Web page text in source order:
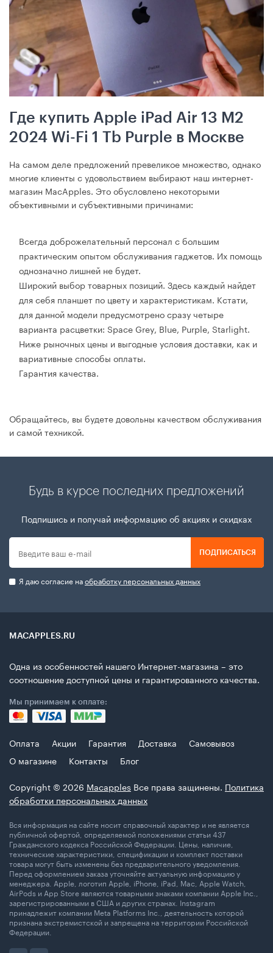
Где купить Apple iPad Air 13 M2
2024 Wi-Fi 1 Tb Purple в Москве
На самом деле предложений превеликое множество, однако
многие клиенты с удовольствием выбирают наш интернет-
магазин MacApples. Это обусловлено некоторыми
объективными и субъективными причинами:
Всегда доброжелательный персонал с большим
практическим опытом обслуживания гаджетов. Их помощь
однозначно лишней не будет.
Широкий выбор товарных позиций. Здесь каждый найдет
для себя планшет по цвету и характеристикам. Кстати,
для данной модели предусмотрено сразу четыре
варианта расцветки: Space Grey, Blue, Purple, Starlight.
Ниже рыночных цены и выгодные условия доставки, как и
вариативные способы оплаты.
Гарантия качества.
Обращайтесь, вы будете довольны качеством обслуживания
и самой техникой.
Будь в курсе последних предложений
Подпишись и получай информацию об акциях и скидках
ПОДПИСАТЬСЯ
Я даю согласие наобработку персональных данных
MACAPPLES.RU
Одна из особенностей нашего Интернет-магазина – это
соотношение доступной цены и гарантированного качества.
Мы принимаем к оплате:
Оплата Акции Гарантия Доставка
Самовывоз
О магазине
Контакты
Блог
Copyright © 2026 Macapples Все права защинены. Политика
обработки персональных данных
Вся информация на сайте носит справочный характер и не является
публичной офертой, определяемой положениями статьи 437
Гражданского кодекса Российской Федерации. Цены, наличие,
технические характеристики, спецификации и комплект поставки
товара могут быть изменены без предварительного уведомления.
Перед оформлением заказа уточняйте актуальную информацию у
менеджера. Apple, логотип Apple, iPhone, iPad, Mac, Apple Watch,
AirPods и App Store являются товарными знаками компании Apple Inc.,
зарегистрированными в США и других странах. Instagram
принадлежит компании Meta Platforms Inc., деятельность которой
признана экстремистской и запрещена на территории Российской
Федерации.